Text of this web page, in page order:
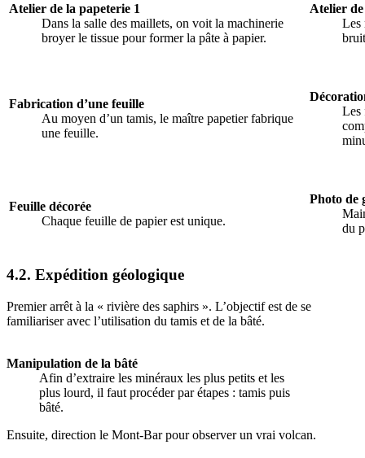
Atelier de la papeterie 1
Dans la salle des maillets, on voit la machinerie
broyer le tissue pour former la pâte à papier.
Atelier
Les
Fabrication d’une feuille
Au moyen d’un tamis, le maître papetier fabrique
une feuille.
Les
Feuille décorée
Chaque feuille de papier est unique.
Photo de
du
4.2. Expédition géologique
Premier arrêt à la « rivière des saphirs ». L’objectif est de se
familiariser avec l’utilisation du tamis et de la bâté.
Manipulation de la bâté
Afin d’extraire les minéraux les plus petits et les
plus lourd, il faut procéder par étapes : tamis puis
bâté.
Ensuite, direction le Mont-Bar pour observer un vrai volcan.